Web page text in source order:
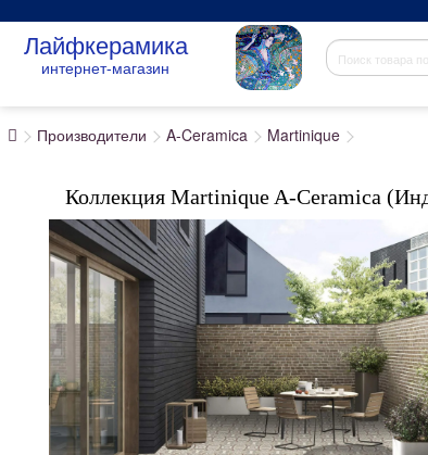
Лайфкерамика
интернет-магазин
Производители A-Ceramica Martinique
Коллекция Martinique A-Ceramica